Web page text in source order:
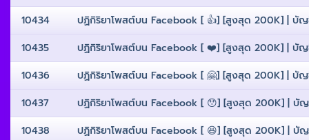
10434
ปฏิกิริยาโพสต์บน Facebook [ 👍] [สูงสุด 200K] | บัญ
10435
ปฏิกิริยาโพสต์บน Facebook [ ❤️] [สูงสุด 200K] | บัญชี
10436
ปฏิกิริยาโพสต์บน Facebook [ 🤗] [สูงสุด 200K] | บัญ
10437
ปฏิกิริยาโพสต์บน Facebook [ 😯] [สูงสุด 200K] | บัญ
10438
ปฏิกิริยาโพสต์บน Facebook [ 😆] [สูงสุด 200K] | บัญ